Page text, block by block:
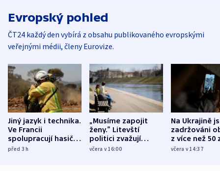
Evropský pohled
ČT24 každý den vybírá z obsahu publikovaného evropskými
veřejnými médii, členy Eurovize.
Jiný jazyk i technika.
Ve Francii
spolupracují hasiči z
různých zemí
před 3h
„Musíme zapojit
ženy.“ Litevští
politici zvažují
dohodu o
včera v 16:00
Na Ukrajině
zadržováni
z více než 50
Bojovali na
včera v 14:37